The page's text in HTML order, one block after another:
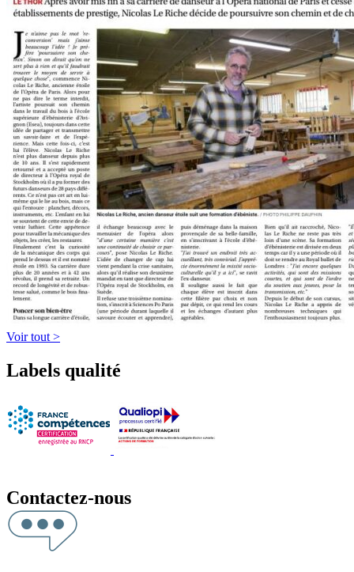
Voir tout >
Labels qualité
Contactez-nous